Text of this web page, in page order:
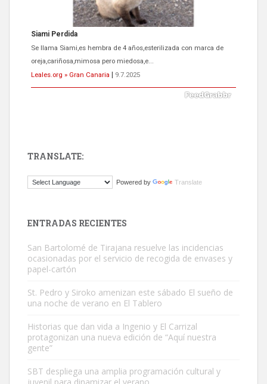
ADOPCIÓN URGENTE GATA TEROR GRAN CANARIA
El ayuntamiento se va a llevar a Los Gatos callejeros de la zona los
próximos días, ella incluida...
Leales.org » Gran Canaria | 9.7.2025
Este gato macho ha aparecido en la calle hace menos de un mes,
Busco adopción responsable para mi perra. Pastor alemán,
hembra, 4 años. Por motivos personales ...
Leales.org » Gran Canaria
TRANSLATE:
Powered by Translate
ENTRADAS RECIENTES
San Bartolomé de Tirajana resuelve las incidencias
ocasionadas por el servicio de recogida de envases y
papel-cartón
St. Pedro y Siroko amenizan este sábado El sueño de
una noche de verano en El Tablero
Historias que dan vida a Ingenio y El Carrizal
protagonizan una nueva edición de “Aquí nuestra
gente”
SBT despliega una amplia programación cultural y